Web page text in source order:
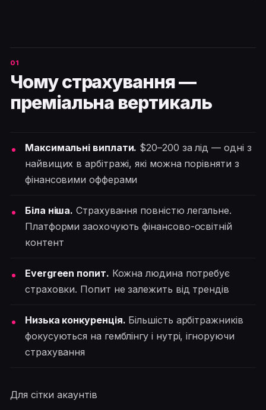
Чому страхування —
преміальна вертикаль
Максимальні виплати. $20–200 за лід — одні з
найвищих в арбітражі, які можна порівняти з
фінансовими офферами
Біла ніша. Страхування повністю легальне.
Платформи заохочують фінансово-освітній
контент
Evergreen попит. Кожна людина потребує
страховки. Попит не залежить від трендів
Низька конкуренція. Більшість арбітражників
фокусуються на гемблінгу і нутрі, ігноруючи
страхування
Для сітки акаунтів